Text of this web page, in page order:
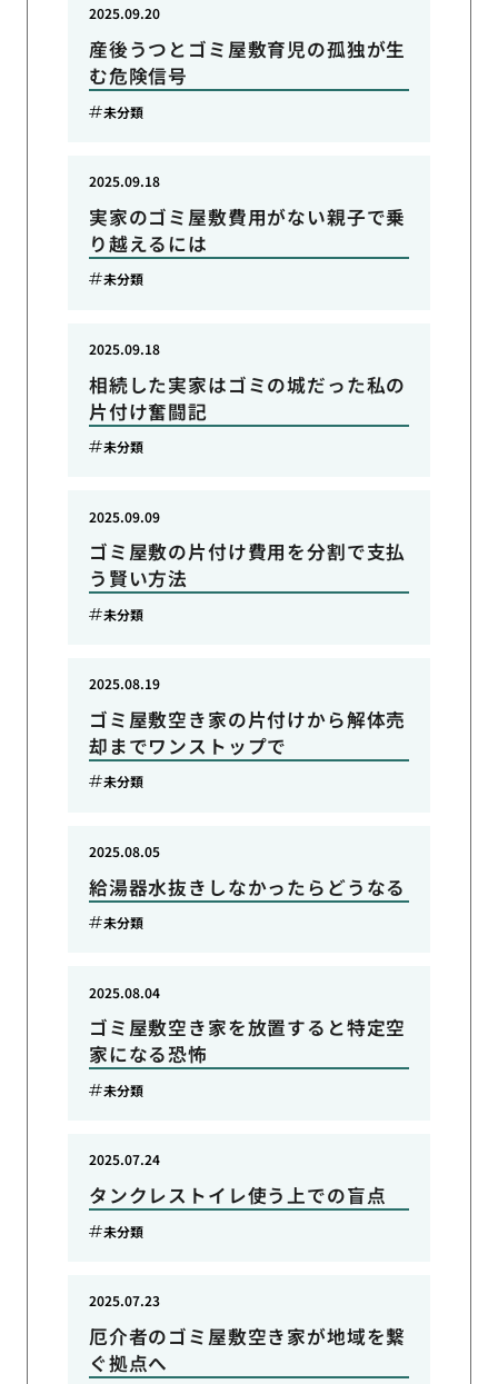
産後うつとゴミ屋敷育児の孤独が生
む危険信号
2025.09.20
未分類
実家のゴミ屋敷費用がない親子で乗
り越えるには
2025.09.18
未分類
相続した実家はゴミの城だった私の
片付け奮闘記
2025.09.18
未分類
ゴミ屋敷の片付け費用を分割で支払
う賢い方法
2025.09.09
未分類
ゴミ屋敷空き家の片付けから解体売
却までワンストップで
2025.08.19
未分類
給湯器水抜きしなかったらどうなる
2025.08.05
未分類
ゴミ屋敷空き家を放置すると特定空
家になる恐怖
2025.08.04
未分類
タンクレストイレ使う上での盲点
2025.07.24
未分類
厄介者のゴミ屋敷空き家が地域を繋
ぐ拠点へ
2025.07.23